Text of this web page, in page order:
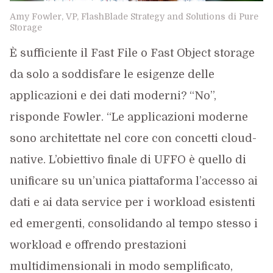
Amy Fowler, VP, FlashBlade Strategy and Solutions di Pure
Storage
È sufficiente il Fast File o Fast Object storage
da solo a soddisfare le esigenze delle
applicazioni e dei dati moderni? “No”,
risponde Fowler. “Le applicazioni moderne
sono architettate nel core con concetti cloud-
native. L’obiettivo finale di UFFO è quello di
unificare su un’unica piattaforma l’accesso ai
dati e ai data service per i workload esistenti
ed emergenti, consolidando al tempo stesso i
workload e offrendo prestazioni
multidimensionali in modo semplificato,